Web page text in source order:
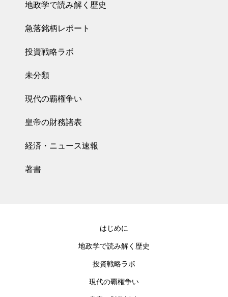
地政学で読み解く歴史
急落銘柄レポート
投資戦略ラボ
未分類
現代の覇権争い
皇帝の財務諸表
経済・ニュース速報
著書
はじめに
地政学で読み解く歴史
投資戦略ラボ
現代の覇権争い